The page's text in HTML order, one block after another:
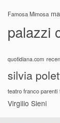
Famosa Mimosa
palazzi
quotidiana.com
silvia
teatro franco parenti
Virgilio Sieni